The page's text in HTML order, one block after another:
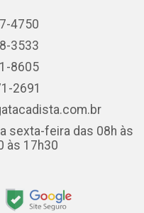
4750
3533
8605
2691
sexta-feira das 08h às
às 17h30